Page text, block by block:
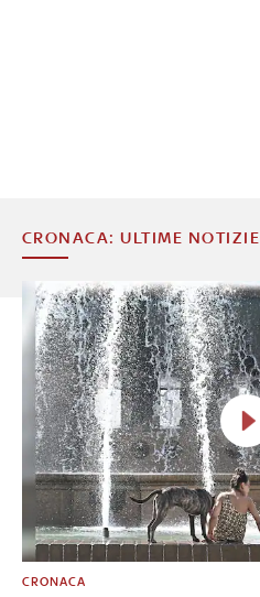
CRONACA: ULTIME NOTIZIE
CRONACA